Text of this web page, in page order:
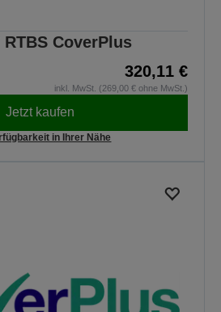
RTBS CoverPlus
320,11 €
inkl. MwSt. (269,00 € ohne MwSt.)
Jetzt kaufen
in Ihrer Nähe